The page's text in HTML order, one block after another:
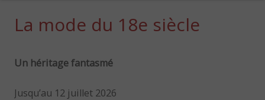
La mode du 18e siècle
Un héritage fantasmé
Jusqu’au 12 juillet 2026